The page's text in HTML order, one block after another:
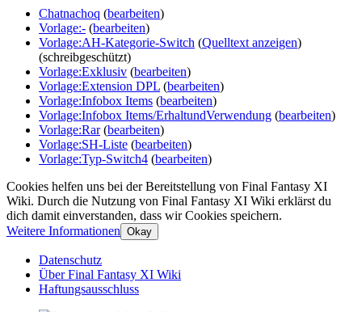
Chatnachoq (bearbeiten)
Vorlage:- (bearbeiten)
Vorlage:AH-Kategorie-Switch (Quelltext anzeigen)
(schreibgeschützt)
Vorlage:Exklusiv (bearbeiten)
Vorlage:Extension DPL (bearbeiten)
Vorlage:Infobox Items (bearbeiten)
Vorlage:Infobox Items/ErhaltundVerwendung (bearbeiten)
Vorlage:Rar(bearbeiten)
Vorlage:SH-Liste (bearbeiten)
Vorlage:Typ-Switch4 (bearbeiten)
Cookies helfen uns bei der Bereitstellung von Final Fantasy XI
Wiki. Durch die Nutzung von Final Fantasy XI Wiki erklärst du
dich damit einverstanden, dass wir Cookies speichern.
Weitere Informationen Okay
Datenschutz
Über Final Fantasy XI Wiki
Haftungsausschluss